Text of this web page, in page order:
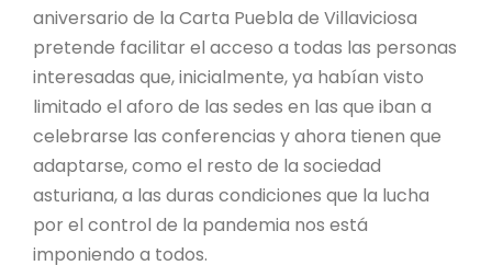
aniversario de la Carta Puebla de Villaviciosa
pretende facilitar el acceso a todas las personas
interesadas que, inicialmente, ya habían visto
limitado el aforo de las sedes en las que iban a
celebrarse las conferencias y ahora tienen que
adaptarse, como el resto de la sociedad
asturiana, a las duras condiciones que la lucha
por el control de la pandemia nos está
imponiendo a todos.